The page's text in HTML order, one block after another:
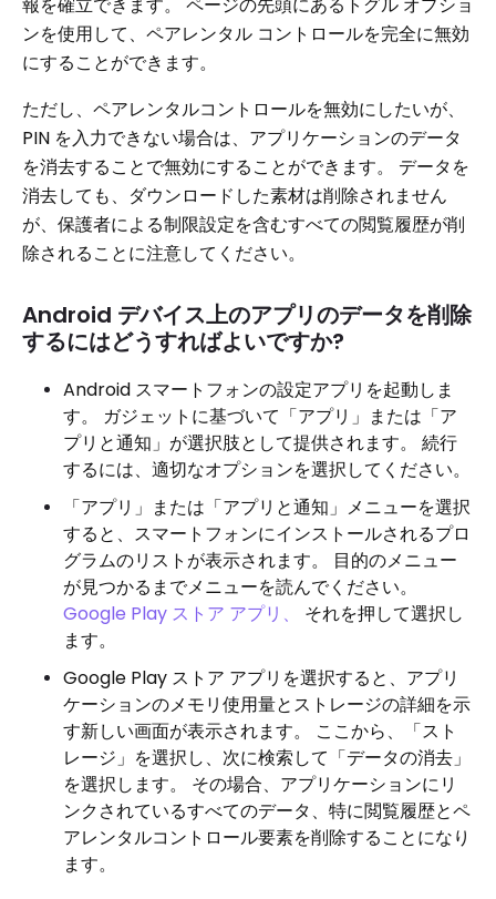
ンを使用して、ペアレンタル コントロールを完全に無効
にすることができます。
ただし、ペアレンタルコントロールを無効にしたいが、
PIN を入力できない場合は、アプリケーションのデータ
を消去することで無効にすることができます。 データを
消去しても、ダウンロードした素材は削除されません
が、保護者による制限設定を含むすべての閲覧履歴が削
除されることに注意してください。
Android デバイス上のアプリのデータを削除
するにはどうすればよいですか?
Android スマートフォンの設定アプリを起動しま
す。 ガジェットに基づいて「アプリ」または「ア
プリと通知」が選択肢として提供されます。 続行
するには、適切なオプションを選択してください。
「アプリ」または「アプリと通知」メニューを選択
すると、スマートフォンにインストールされるプロ
グラムのリストが表示されます。 目的のメニュー
が見つかるまでメニューを読んでください。
Google Play ストア アプリ、
それを押して選択し
ます。
Google Play ストア アプリを選択すると、アプリ
ケーションのメモリ使用量とストレージの詳細を示
す新しい画面が表示されます。 ここから、「スト
レージ」を選択し、次に検索して「データの消去」
を選択します。 その場合、アプリケーションにリ
ンクされているすべてのデータ、特に閲覧履歴とペ
アレンタルコントロール要素を削除することになり
ます。